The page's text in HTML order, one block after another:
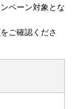
ペーン対象とな
をご確認くださ